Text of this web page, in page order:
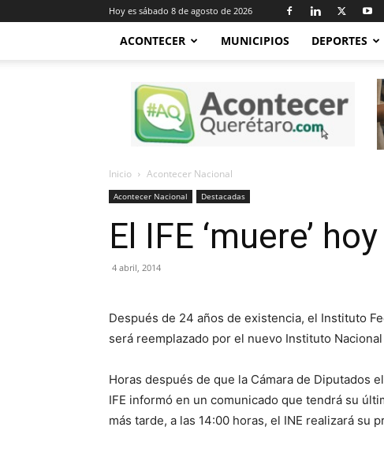
Hoy es sábado 8 de agosto de 2026
ACONTECER MUNICIPIOS DEPORTES
Acontecer
Querétaro
Inicio Acontecer Nacional
Acontecer Nacional Destacadas
El IFE ‘muere’
4 abril, 2014
Después de 24 años de existencia, el Instituto
será reemplazado por el nuevo Instituto Nacional
Horas después de que la Cámara de Diputados
IFE informó en un comunicado que tendrá su
más tarde, a las 14:00 horas, el INE realizará su